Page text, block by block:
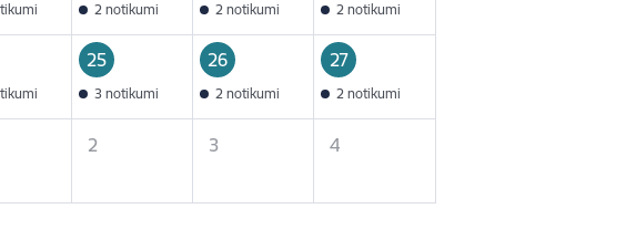
2 notikumi 2 notikumi 2 notikumi
25
3 notikumi
26
2 notikumi
27
2 notikumi
2 3 4